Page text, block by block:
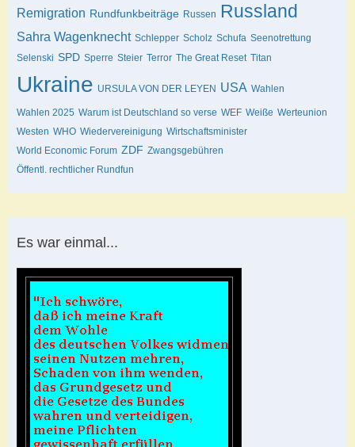
Remigration Rundfunkbeiträge Russen Russland
Sahra Wagenknecht Schlepper Scholz Schufa Seenotrettung
Selenski SPD Sperre Steier Terror The Great Reset Titan
Ukraine URSULA VON DER LEYEN USA Wahlen
Wahlen 2025 Warum ist Deutschland so verse WEF Weiße Werteunion
Westen WHO Wiedervereinigung Wirtschaftsminister
World Economic Forum ZDF Zwangsgebühren
Öffentl. rechtlicher Rundfun
Es war einmal...